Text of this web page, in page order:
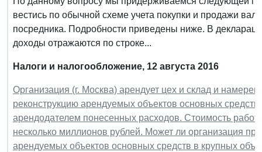
вестись по обычной схеме учета покупки и продажи
посредника. Подробности приведены ниже. В
доходы отражаются по строке...
Налоги и налогообложение, 12 августа 2016
Организация (г. Москва) арендует цех и склад и
реконструкцию арендуемых объектов основных
арендодателем понесенных расходов. Стоимость
несколько миллионов рублей. Может ли организация
арендуемых объектов основных средств в крупных